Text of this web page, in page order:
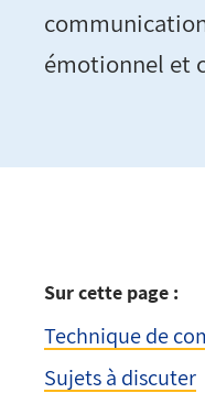
émotionnel et
Sur cette page :
Technique de
Sujets à discuter